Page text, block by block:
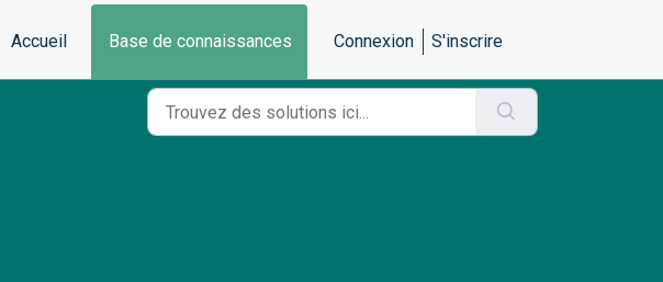
Accueil Base de connaissances Connexion S'inscrire